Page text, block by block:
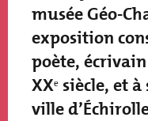
musée Géo-
exposition
poète,
XXᵉ siècle, et
ville